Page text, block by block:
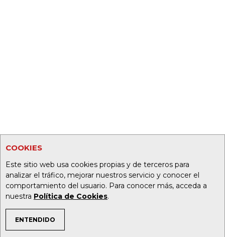
COOKIES
Este sitio web usa cookies propias y de terceros para
analizar el tráfico, mejorar nuestros servicio y conocer el
comportamiento del usuario. Para conocer más, acceda a
nuestra Política de Cookies.
ENTENDIDO
TEMAS DE INTERÉS